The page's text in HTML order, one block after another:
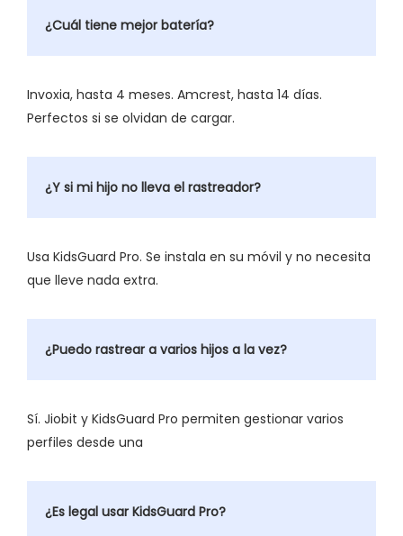
¿Cuál tiene mejor batería?
Invoxia, hasta 4 meses. Amcrest, hasta 14 días.
Perfectos si se olvidan de cargar.
¿Y si mi hijo no lleva el rastreador?
Usa KidsGuard Pro. Se instala en su móvil y no necesita
que lleve nada extra.
¿Puedo rastrear a varios hijos a la vez?
Sí. Jiobit y KidsGuard Pro permiten gestionar varios
perfiles desde una
¿Es legal usar KidsGuard Pro?